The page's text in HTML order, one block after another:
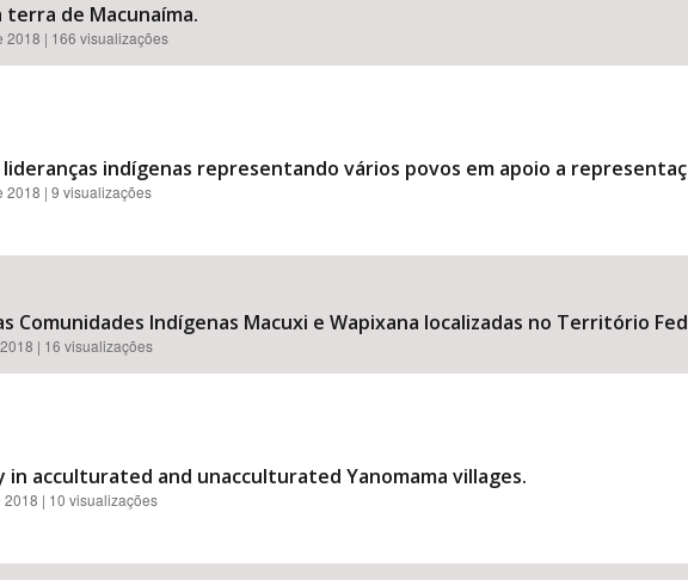
terra de Macunaíma.
2018 | 166 visualizações
indígenas representando vários povos em apoio a
2018 | 9 visualizações
Comunidades Indígenas Macuxi e Wapixana localizadas no Território
| 16 visualizações
acculturated and unacculturated Yanomama villages.
2018 | 10 visualizações